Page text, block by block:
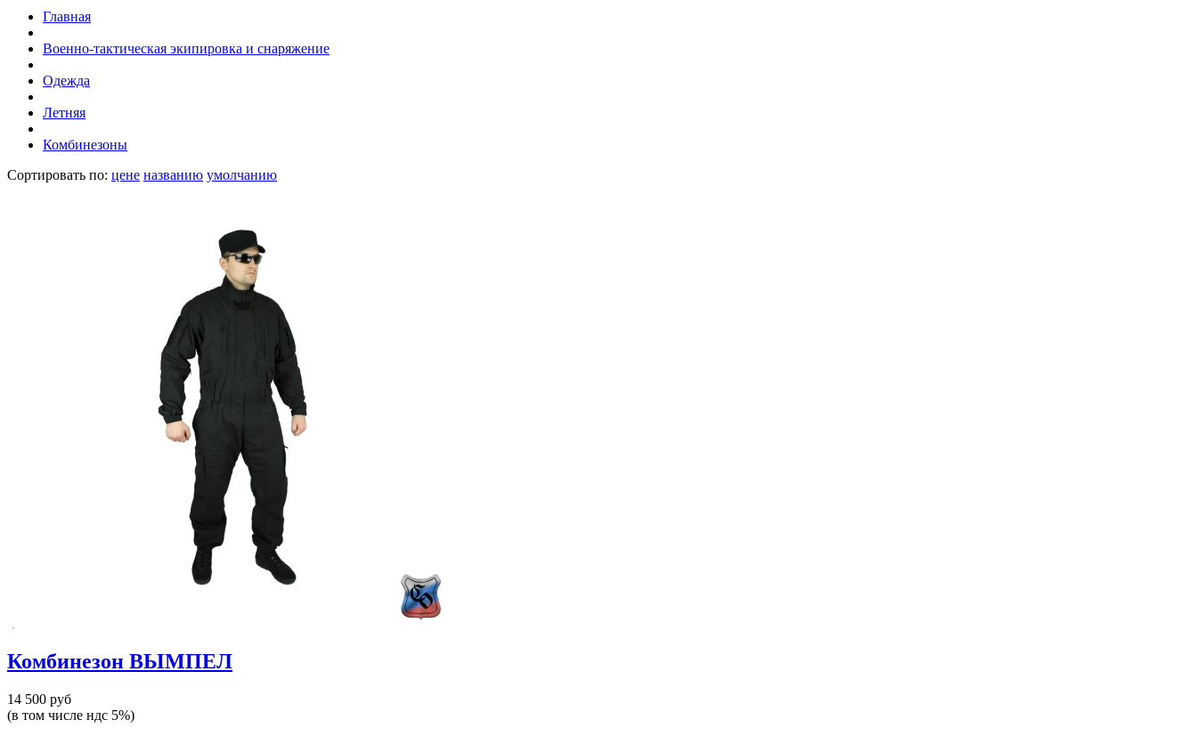
Главная
Военно-тактическая экипировка и снаряжение
Одежда
Летняя
Комбинезоны
Сортировать по: цене названию умолчанию
Комбинезон ВЫМПЕЛ
14 500 руб
(в том числе ндс 5%)